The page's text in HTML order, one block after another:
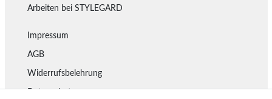
Arbeiten bei STYLEGARD
Impressum
AGB
Widerrufsbelehrung
Datenschutz